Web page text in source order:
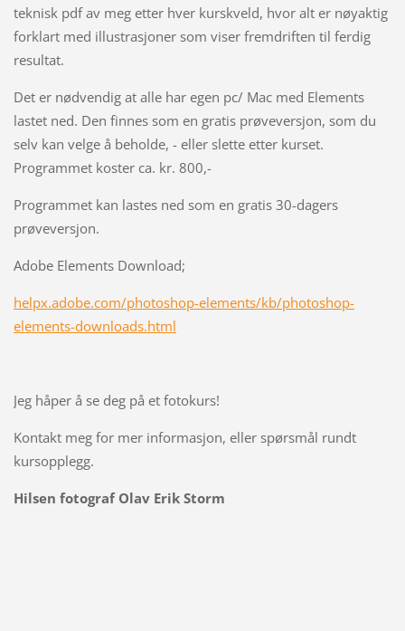
teknisk pdf av meg etter hver kurskveld, hvor alt er nøyaktig
forklart med illustrasjoner som viser fremdriften til ferdig
resultat.
Det er nødvendig at alle har egen pc/ Mac med Elements
lastet ned. Den finnes som en gratis prøveversjon, som du
selv kan velge å beholde, - eller slette etter kurset.
Programmet koster ca. kr. 800,-
Programmet kan lastes ned som en gratis 30-dagers
prøveversjon.
Adobe Elements Download;
helpx.adobe.com/photoshop-elements/kb/photoshop-
elements-downloads.html
Jeg håper å se deg på et fotokurs!
Kontakt meg for mer informasjon, eller spørsmål rundt
kursopplegg.
Hilsen fotograf Olav Erik Storm